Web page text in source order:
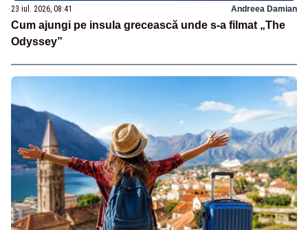
23 iul. 2026, 08:41 Andreea Damian
Cum ajungi pe insula grecească unde s-a filmat „The
Odyssey”